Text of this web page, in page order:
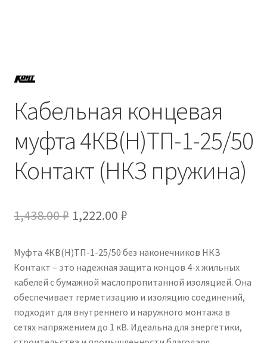
Кабельная концевая
муфта 4КВ(Н)ТП-1-25/50
Контакт (НКЗ пружина)
1,438.00₽ Первоначальная
составляла
1,438.00 ₽.
1,222.00 ₽Текущая
1,222.00 ₽.
Муфта 4КВ(Н)ТП-1-25/50 без наконечников НКЗ
Контакт – это надежная защита концов 4-х жильных
кабелей с бумажной маслопропитанной изоляцией. Она
обеспечивает герметизацию и изоляцию соединений,
подходит для внутреннего и наружного монтажа в
сетях напряжением до 1 кВ. Идеальна для энергетики,